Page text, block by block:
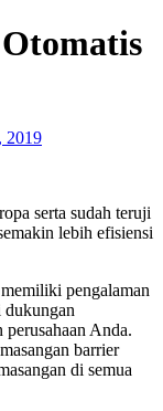
2019
serta sudah teruji
lebih efisiensi
pengalaman
dukungan
Anda.
barrier
di semua